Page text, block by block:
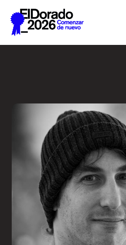
Saltar al contenido principal
Academias
Archivo
Inscribir
Boletería